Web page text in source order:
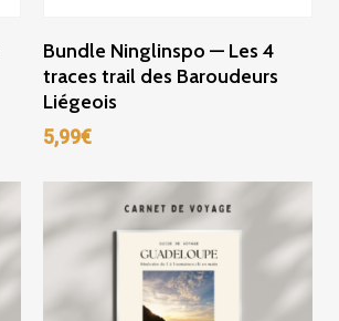
Ajouter Au Panier
Bundle Ninglinspo — Les 4
traces trail des Baroudeurs
Liégeois
5,99€